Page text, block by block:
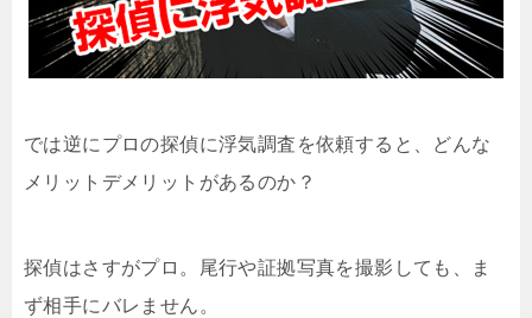
では逆にプロの探偵に浮気調査を依頼すると、どんな
メリットデメリットがあるのか？
探偵はさすがプロ。尾行や証拠写真を撮影しても、ま
ず相手にバレません。